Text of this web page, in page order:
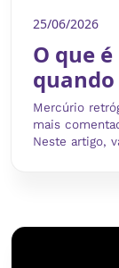
25/06/2026
O que
Mercúrio
mais
Neste artigo,